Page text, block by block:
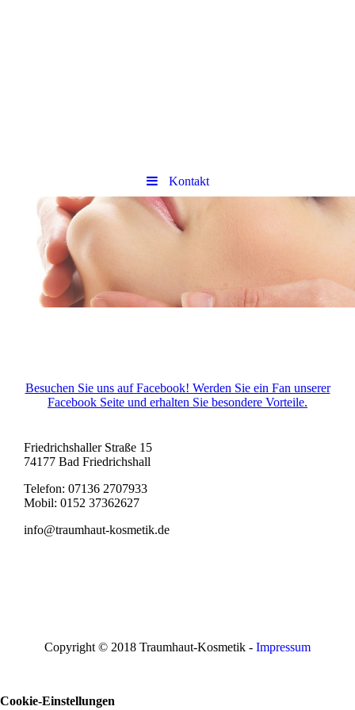
Kontakt
Besuchen Sie uns auf Facebook! Werden Sie ein Fan unserer
Facebook Seite und erhalten Sie besondere Vorteile.
Friedrichshaller Straße 15
74177 Bad Friedrichshall
Telefon: 07136 2707933
Mobil: 0152 37362627
info@traumhaut-kosmetik.de
Copyright © 2018 Traumhaut-Kosmetik - Impressum
Cookie-Einstellungen